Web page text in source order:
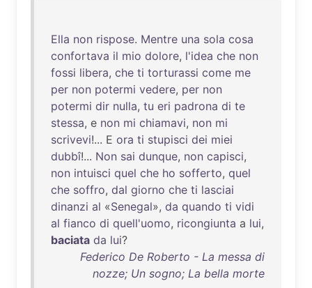
Ella non rispose. Mentre una sola cosa
confortava il mio dolore, l'idea che non
fossi libera, che ti torturassi come me
per non potermi vedere, per non
potermi dir nulla, tu eri padrona di te
stessa, e non mi chiamavi, non mi
scrivevi!... E ora ti stupisci dei miei
dubbî!... Non sai dunque, non capisci,
non intuisci quel che ho sofferto, quel
che soffro, dal giorno che ti lasciai
dinanzi al «Senegal», da quando ti vidi
al fianco di quell'uomo, ricongiunta a lui,
baciata da lui?
Federico De Roberto - La messa di
nozze; Un sogno; La bella morte